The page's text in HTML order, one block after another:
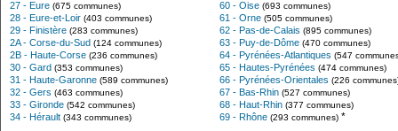
27 - Eure (675 communes)
28 - Eure-et-Loir (403 communes)
29 - Finistère (283 communes)
2A - Corse-du-Sud (124 communes)
2B - Haute-Corse (236 communes)
30 - Gard (353 communes)
31 - Haute-Garonne (589 communes)
32 - Gers (463 communes)
33 - Gironde (542 communes)
34 - Hérault (343 communes)
60 - Oise (693 communes)
61 - Orne (505 communes)
62 - Pas-de-Calais (895 communes)
63 - Puy-de-Dôme (470 communes)
64 - Pyrénées-Atlantiques (547
65 - Hautes-Pyrénées (474 communes)
66 - Pyrénées-Orientales (226
67 - Bas-Rhin (527 communes)
68 - Haut-Rhin (377 communes)
69 - Rhône (293 communes) *